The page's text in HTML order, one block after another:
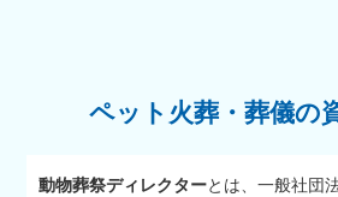
ペット火葬・葬儀の
動物葬祭ディレクターとは、一般社団